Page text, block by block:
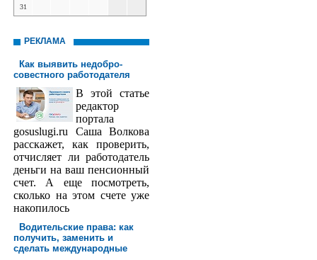
31
РЕКЛАМА
Как выявить недобро­
совестного работодателя
В этой статье
редактор
порта­ла
gosuslugi.ru Саша Волкова
расскажет, как проверить,
отчисляет ли работодатель
деньги на ваш пенсионный
счет. А еще посмотреть,
сколько на этом счете уже
накопилось
Водительские права: как
получить, заменить и
сделать международ­ные